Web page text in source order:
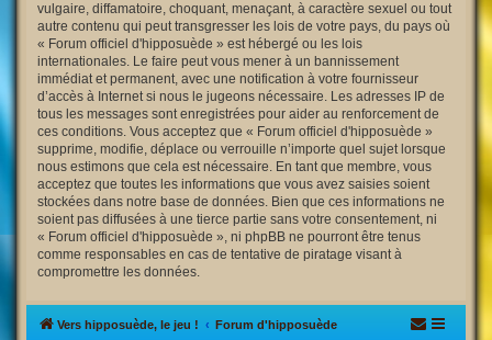
vulgaire, diffamatoire, choquant, menaçant, à caractère sexuel ou tout
autre contenu qui peut transgresser les lois de votre pays, du pays où
« Forum officiel d'hipposuède » est hébergé ou les lois
internationales. Le faire peut vous mener à un bannissement
immédiat et permanent, avec une notification à votre fournisseur
d’accès à Internet si nous le jugeons nécessaire. Les adresses IP de
tous les messages sont enregistrées pour aider au renforcement de
ces conditions. Vous acceptez que « Forum officiel d'hipposuède »
supprime, modifie, déplace ou verrouille n’importe quel sujet lorsque
nous estimons que cela est nécessaire. En tant que membre, vous
acceptez que toutes les informations que vous avez saisies soient
stockées dans notre base de données. Bien que ces informations ne
soient pas diffusées à une tierce partie sans votre consentement, ni
« Forum officiel d'hipposuède », ni phpBB ne pourront être tenus
comme responsables en cas de tentative de piratage visant à
compromettre les données.
Vers hipposuède, le jeu ! Forum d'hipposuède